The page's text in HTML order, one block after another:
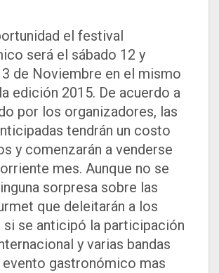
el festival
será el sábado 12 y
de Noviembre en el mismo
edición 2015. De acuerdo a
por los organizadores, las
tendrán un costo
y comenzarán a venderse
mes. Aunque no se
sorpresa sobre las
que deleitarán a los
si se anticipó la participación
y varias bandas
evento gastronómico mas